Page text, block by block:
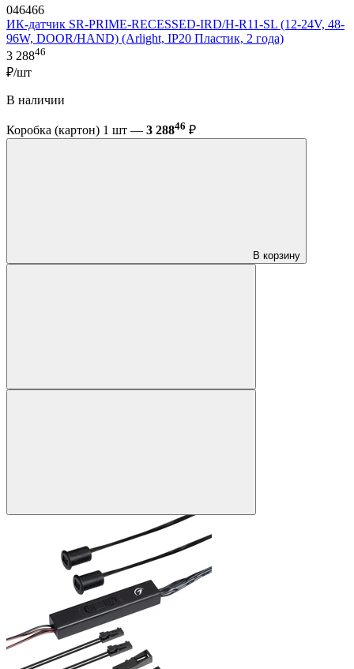
046466
ИК-датчик SR-PRIME-RECESSED-IRD/H-R11-SL (12-24V, 48-
96W, DOOR/HAND) (Arlight, IP20 Пластик, 2 года)
3 28846
₽/шт
В наличии
Коробка (картон) 1 шт — 3 28846 ₽
В корзину